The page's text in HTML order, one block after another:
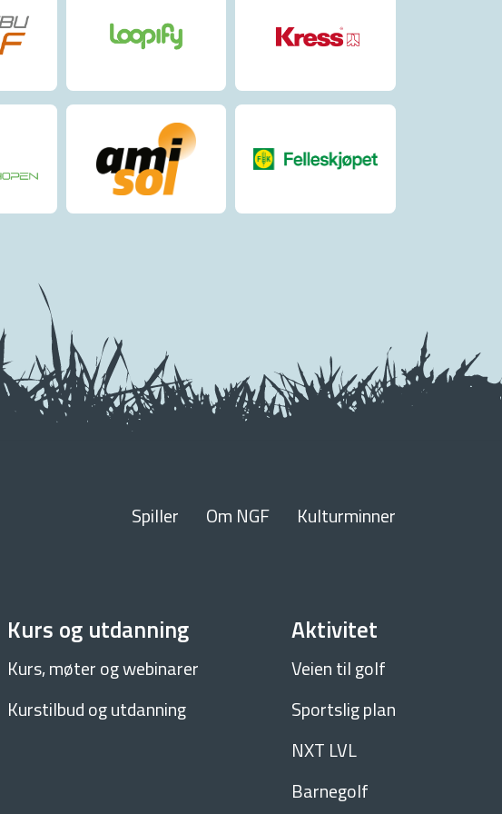
Spiller Om NGF Kulturminner
Kurs og utdanning
Kurs, møter og webinarer
Kurstilbud og utdanning
Aktivitet
Veien til golf
Sportslig plan
NXT LVL
Barnegolf